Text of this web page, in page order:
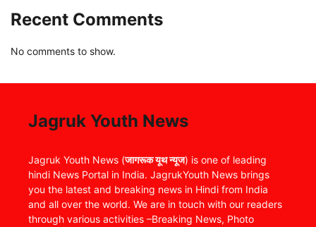
Recent Comments
No comments to show.
Jagruk Youth News
Jagruk Youth News (जागरूक यूथ न्यूज) is one of leading
hindi News Portal in India. JagrukYouth News brings
you the latest and breaking news in Hindi from India
and all over the world. We are in touch with our readers
through various activities –Breaking News, Photo